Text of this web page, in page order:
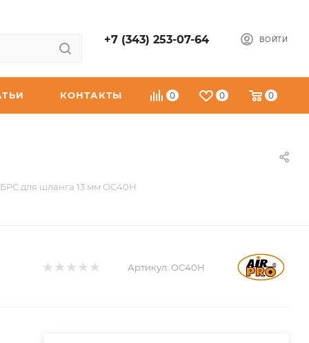
+7 (343) 253-07-64 ВОЙТИ
0 0 0
КОНТАКТЫ
для шланга 13 мм OC40H
Артикул: OC40H